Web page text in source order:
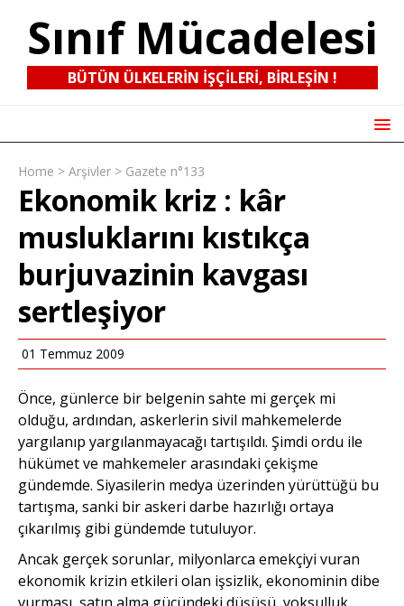
Sınıf Mücadelesi
BÜTÜN ÜLKELERIN IŞÇILERI, BIRLEŞIN !
Home > Arşivler > Gazete n°133
Ekonomik kriz : kâr
musluklarını kıstıkça
burjuvazinin kavgası
sertleşiyor
01 Temmuz 2009
Önce, günlerce bir belgenin sahte mi gerçek mi
olduğu, ardından, askerlerin sivil mahkemelerde
yargılanıp yargılanmayacağı tartışıldı. Şimdi ordu ile
hükümet ve mahkemeler arasındaki çekişme
gündemde. Siyasilerin medya üzerinden yürüttüğü bu
tartışma, sanki bir askeri darbe hazırlığı ortaya
çıkarılmış gibi gündemde tutuluyor.
Ancak gerçek sorunlar, milyonlarca emekçiyi vuran
ekonomik krizin etkileri olan işsizlik, ekonominin dibe